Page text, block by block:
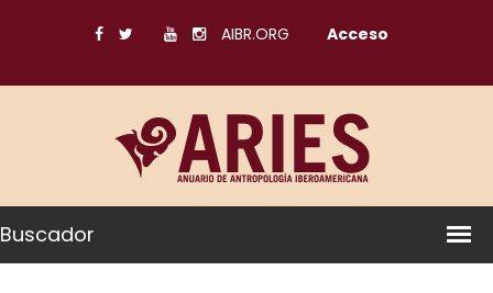
AIBR.ORG Acceso
Buscador